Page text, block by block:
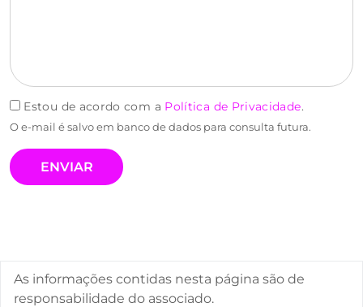
Estou de acordo com a Política de Privacidade.
O e-mail é salvo em banco de dados para consulta futura.
As informações contidas nesta página são de
responsabilidade do associado.